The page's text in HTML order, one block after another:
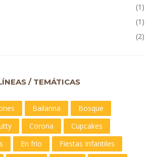
(1)
(1)
(2)
/ TEMÁTICAS
Bailarina
Bosque
Corona
Cupcakes
En frío
Fiestas Infantiles